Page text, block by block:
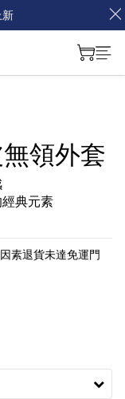
領外套
典元素
素退貨未達免運門